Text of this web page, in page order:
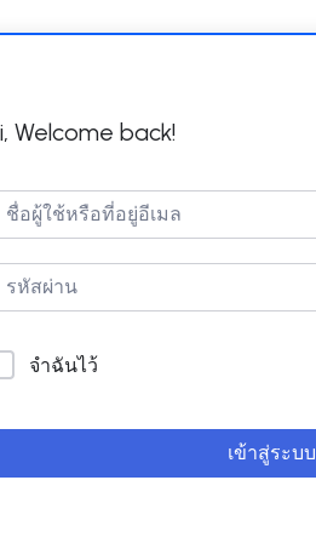
Welcome back!
จำฉันไว้
เข้าสู่ระบบ